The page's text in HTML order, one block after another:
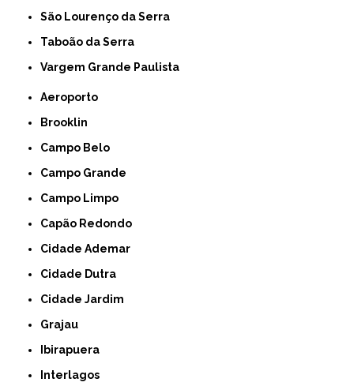
São Lourenço da Serra
Taboão da Serra
Vargem Grande Paulista
Aeroporto
Brooklin
Campo Belo
Campo Grande
Campo Limpo
Capão Redondo
Cidade Ademar
Cidade Dutra
Cidade Jardim
Grajau
Ibirapuera
Interlagos